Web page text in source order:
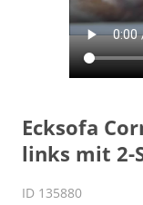
Ecksofa
links mit 2-
ID 135880